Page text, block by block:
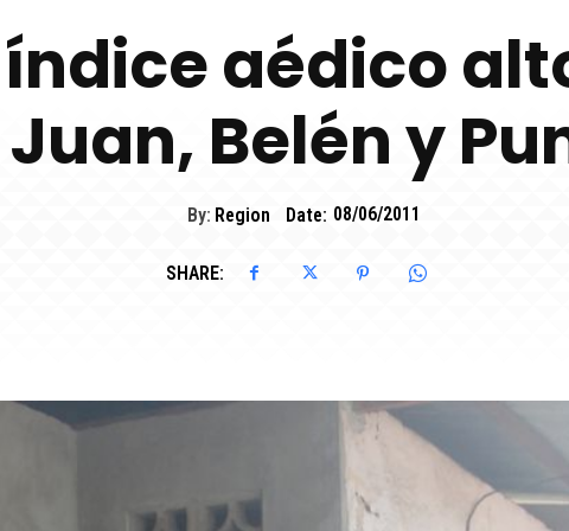
aédico
Belén y
By: Region Date: 08/06/2011
SHARE: